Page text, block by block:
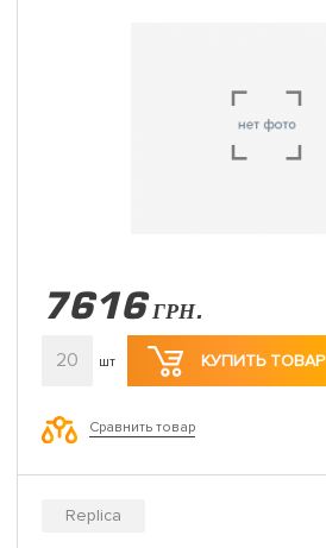
7616 ГРН.
20 шт КУПИТЬ ТОВАР
Сравнить товар
Replica